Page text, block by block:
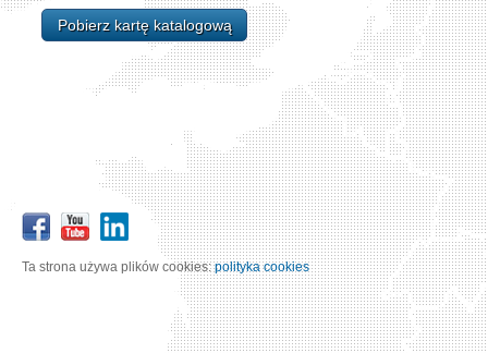
Pobierz kartę katalogową
Ta strona używa plików cookies:polityka cookies